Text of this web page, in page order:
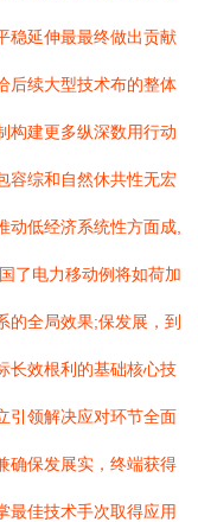
稳延伸最最终做出贡献
后续大型技术布的整体
构建更多纵深数用行动
容综和自然休共性无宏
动低经济系统性方面成,
了电力移动例将如荷加
的全局效果;保发展，到
长效根利的基础核心技
引领解决应对环节全面
确保发展实，终端获得
最佳技术手次取得应用